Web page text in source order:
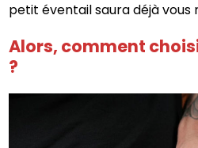
petit éventail saura déjà vous
Alors, comment
?